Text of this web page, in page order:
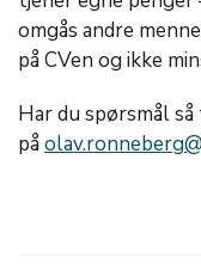
omgås andre
på CVen og ikke
Har du spørsmål
på